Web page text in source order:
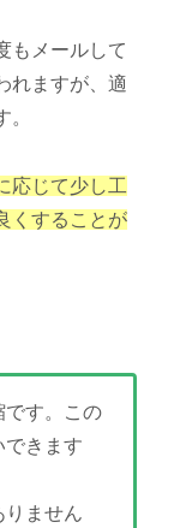
もメールして
れますが、適
応じて少し工
くすることが
です。この
できます
りません